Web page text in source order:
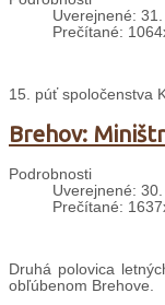
Uverejnené:
Prečítané:
15. púť spoločenstva
Brehov:
Podrobnosti
Uverejnené:
Prečítané:
Druhá polovica
obľúbenom Brehove.